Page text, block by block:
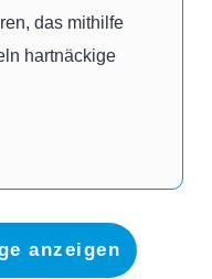
das mithilfe
hartnäckige
anzeigen